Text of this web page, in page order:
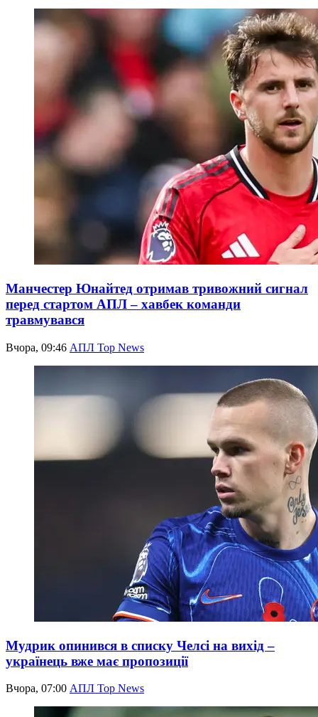
Манчестер Юнайтед отримав тривожний сигнал
перед стартом АПЛ – хавбек команди
травмувався
Вчора, 09:46 АПЛ Top News
Мудрик опинився в списку Челсі на вихід –
українець вже має пропозиції
Вчора, 07:00 АПЛ Top News